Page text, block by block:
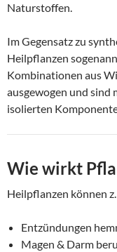
Naturstoffen.
Im Gegensatz zu
Heilpflanzen
Kombinationen aus
ausgewogen und sind
isolierten
Wie wirkt
Heilpflanzen können z.
Entzündungen
Magen & Darm